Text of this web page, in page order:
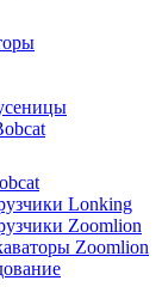
Lonking
Zoomlion
Zoomlion